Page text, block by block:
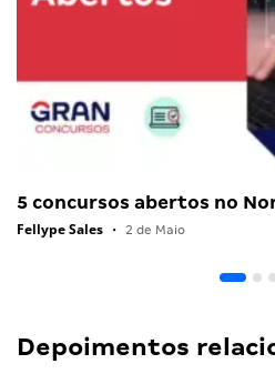
5 concursos abertos no
Fellype Sales • 2 de Maio
Depoimentos